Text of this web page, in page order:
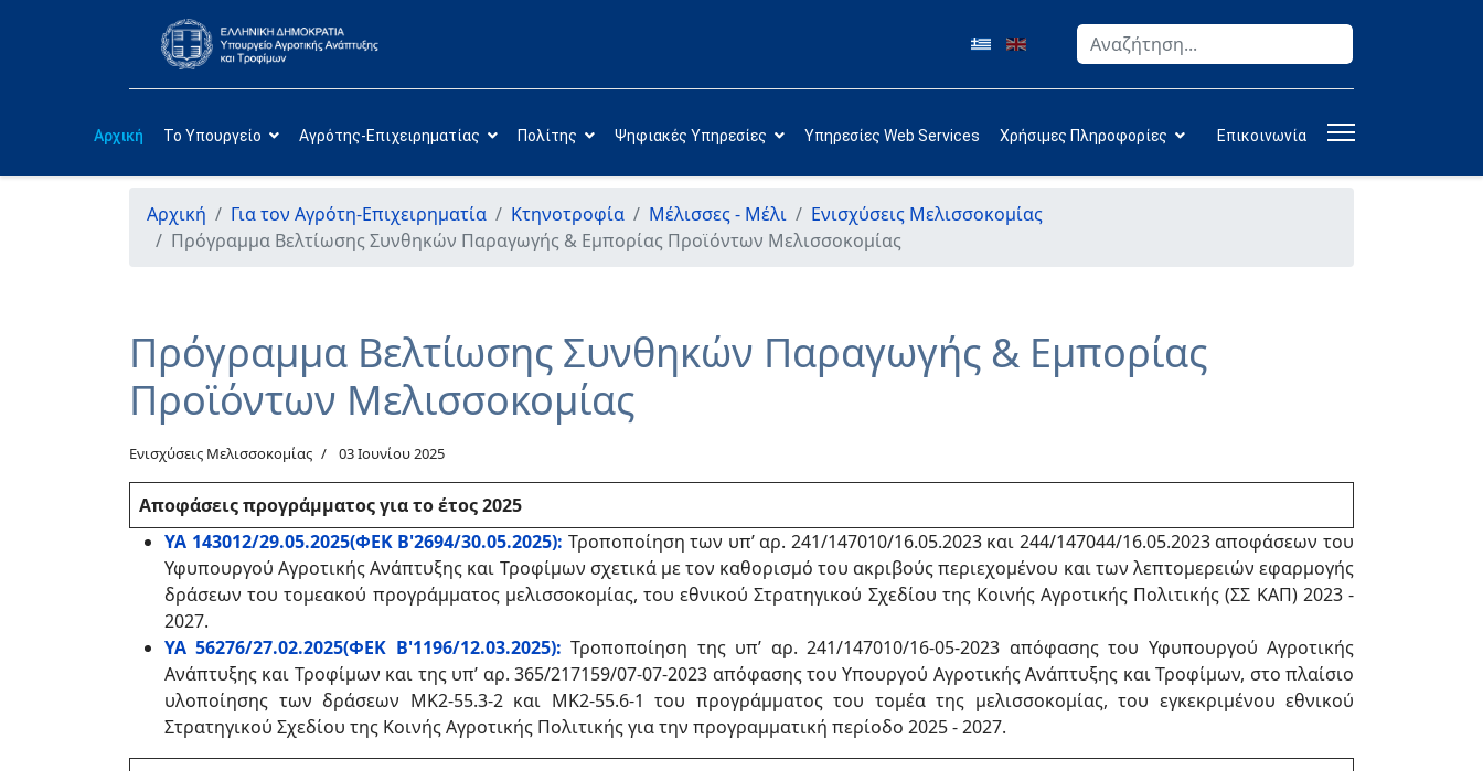
Αναζήτηση
Αρχική Το Υπουργείο Αγρότης-Επιχειρηματίας Πολίτης Ψηφιακές Υπηρεσίες Υπηρεσίες Web Services Χρήσιμες Πληροφορίες Επικοινωνία
Αρχική Για τον Αγρότη-Επιχειρηματία Κτηνοτροφία Μέλισσες - Μέλι
Ενισχύσεις Μελισσοκομίας
Πρόγραμμα Βελτίωσης Συνθηκών Παραγωγής & Εμπορίας Προϊόντων Μελισσοκομίας
Πρόγραμμα Βελτίωσης Συνθηκών Παραγωγής & Εμπορίας
Προϊόντων Μελισσοκομίας
Ενισχύσεις Μελισσοκομίας 03 Ιουνίου 2025
Αποφάσεις προγράμματος για το έτος 2025
ΥΑ 143012/29.05.2025(ΦΕΚ Β'2694/30.05.2025): Τροποποίηση των υπ’ αρ. 241/147010/16.05.2023 και 244/147044/16.05.2023 αποφάσεων του
Υφυπουργού Αγροτικής Ανάπτυξης και Τροφίμων σχετικά με τον καθορισμό του ακριβούς περιεχομένου και των λεπτομερειών εφαρμογής
δράσεων του τομεακού προγράμματος μελισσοκομίας, του εθνικού Στρατηγικού Σχεδίου της Κοινής Αγροτικής Πολιτικής (ΣΣ ΚΑΠ) 2023 -
2027.
ΥΑ 56276/27.02.2025(ΦΕΚ Β'1196/12.03.2025): Τροποποίηση της υπ’ αρ. 241/147010/16-05-2023 απόφασης του Υφυπουργού Αγροτικής
Ανάπτυξης και Τροφίμων και της υπ’ αρ. 365/217159/07-07-2023 απόφασης του Υπουργού Αγροτικής Ανάπτυξης και Τροφίμων, στο πλαίσιο
υλοποίησης των δράσεων ΜΚ2-55.3-2 και ΜΚ2-55.6-1 του προγράμματος του τομέα της μελισσοκομίας, του εγκεκριμένου εθνικού
Στρατηγικού Σχεδίου της Κοινής Αγροτικής Πολιτικής για την προγραμματική περίοδο 2025 - 2027.